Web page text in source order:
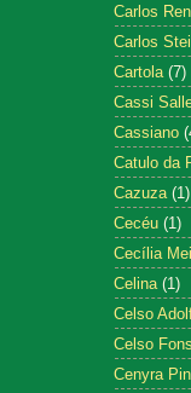
Carlos
Carlos
Cartola (7)
Cassi
Cassiano
Catulo da
Cazuza (1)
Cecéu (1)
Cecília
Celina (1)
Celso
Celso
Cenyra